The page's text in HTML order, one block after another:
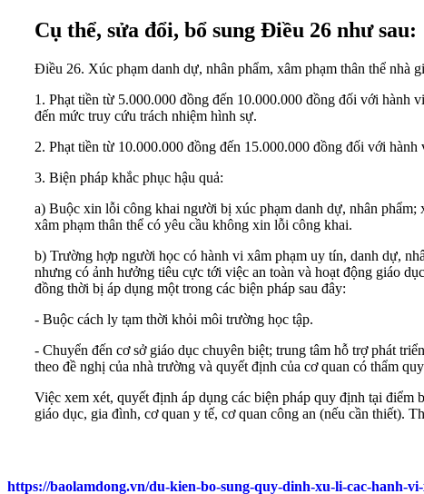
Cụ thể, sửa đổi, bổ sung Điều 26 như sau:
Điều 26. Xúc phạm danh dự, nhân phẩm, xâm phạm thân thể nhà
1. Phạt tiền từ 5.000.000 đồng đến 10.000.000 đồng đối với hành
đến mức truy cứu trách nhiệm hình sự.
2. Phạt tiền từ 10.000.000 đồng đến 15.000.000 đồng đối với
3. Biện pháp khắc phục hậu quả:
a) Buộc xin lỗi công khai người bị xúc phạm danh dự, nhân
xâm phạm thân thể có yêu cầu không xin lỗi công khai.
b) Trường hợp người học có hành vi xâm phạm uy tín, danh dự,
nhưng có ảnh hưởng tiêu cực tới việc an toàn và hoạt động giáo
đồng thời bị áp dụng một trong các biện pháp sau đây:
- Buộc cách ly tạm thời khỏi môi trường học tập.
- Chuyển đến cơ sở giáo dục chuyên biệt; trung tâm hỗ trợ phát
theo đề nghị của nhà trường và quyết định của cơ quan có thẩm
Việc xem xét, quyết định áp dụng các biện pháp quy định tại
giáo dục, gia đình, cơ quan y tế, cơ quan công an (nếu cần thiết).
https://baolamdong.vn/du-kien-bo-sung-quy-dinh-xu-li-cac-hanh-